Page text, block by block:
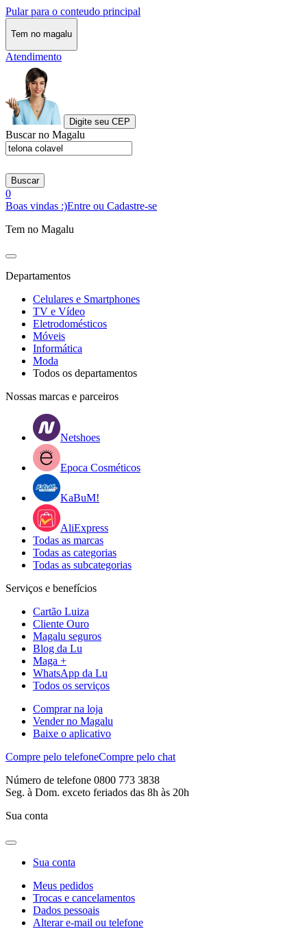
Pular para o conteudo principal
Tem no magalu
Atendimento
Digite seu CEP
Buscar no Magalu
Buscar
0
Boas vindas :)Entre ou Cadastre-se
Tem no Magalu
Departamentos
Celulares e Smartphones
TV e Vídeo
Eletrodomésticos
Móveis
Informática
Moda
Todos os departamentos
Nossas marcas e parceiros
Netshoes
Epoca Cosméticos
KaBuM!
AliExpress
Todas as marcas
Todas as categorias
Todas as subcategorias
Serviços e benefícios
Cartão Luiza
Cliente Ouro
Magalu seguros
Blog da Lu
Maga +
WhatsApp da Lu
Todos os serviços
Comprar na loja
Vender no Magalu
Baixe o aplicativo
Compre pelo telefoneCompre pelo chat
Número de telefone 0800 773 3838
Seg. à Dom. exceto feriados das 8h às 20h
Sua conta
Sua conta
Meus pedidos
Trocas e cancelamentos
Dados pessoais
Alterar e-mail ou telefone